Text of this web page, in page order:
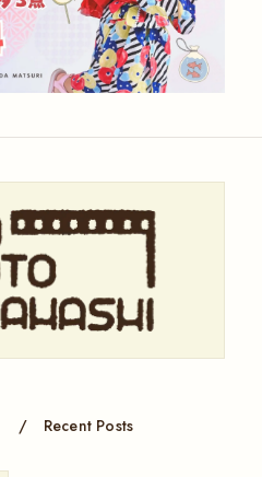
Recent Posts